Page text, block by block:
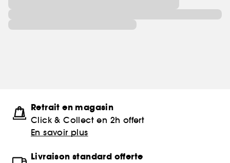
Retrait en magasin
Click & Collect en 2h offert
En savoir plus
Livraison standard offerte